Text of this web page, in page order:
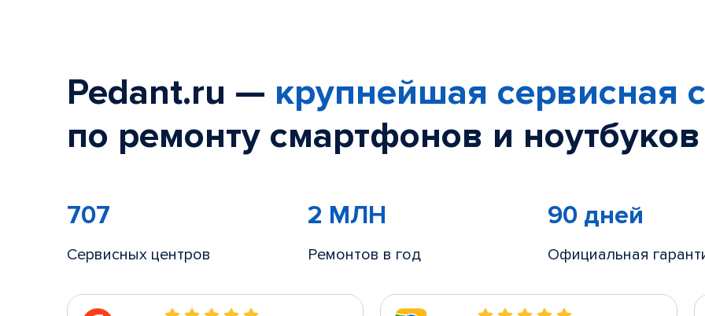
Pedant.ru — крупнейшая сервисная
по ремонту смартфонов и
707
Сервисных центров
2 МЛН
Ремонтов в год
90 дней
Официальная